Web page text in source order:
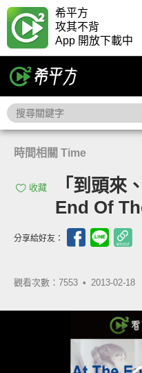
希平方
攻其不背
App 開放下載中
時間相關 Time
收藏
「到頭來
End Of
分享給好友：
觀看次數：7553 • 2013-02-18